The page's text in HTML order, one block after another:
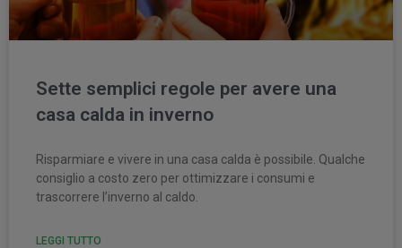
Sette semplici regole per avere una
casa calda in inverno
Risparmiare e vivere in una casa calda è possibile. Qualche
consiglio a costo zero per ottimizzare i consumi e
trascorrere l’inverno al caldo.
LEGGI TUTTO